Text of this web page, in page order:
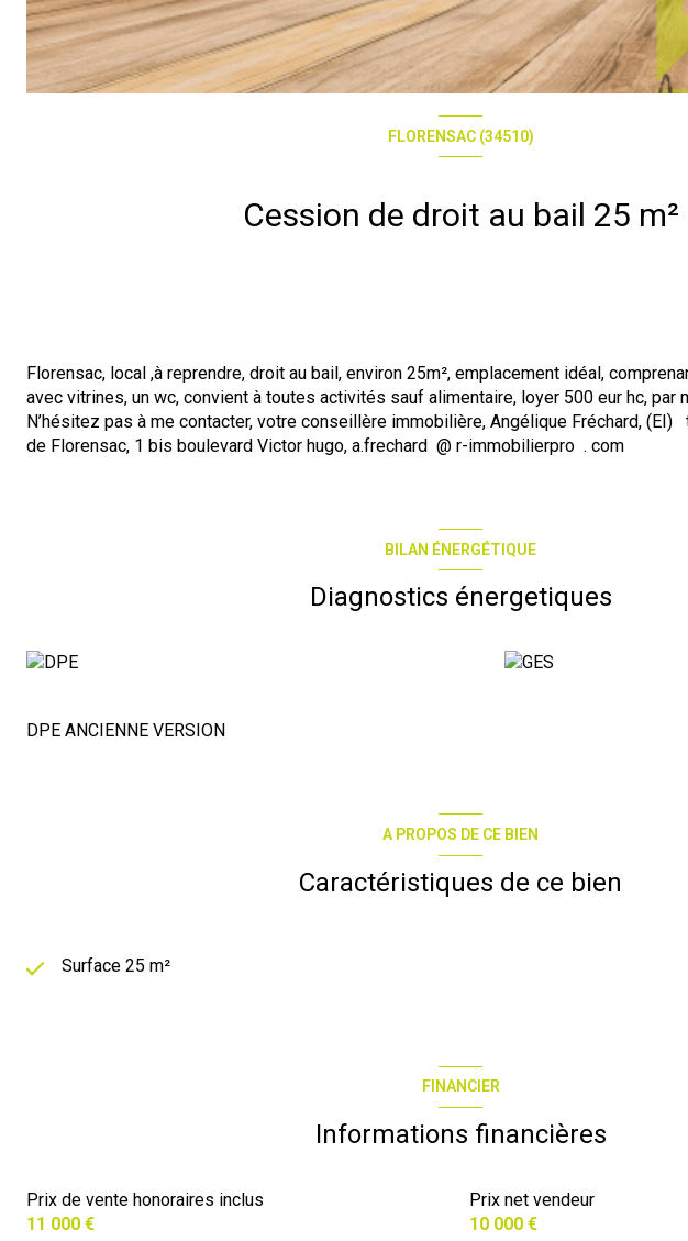
FLORENSAC (34510)
Cession de droit au bail 25 m²
Florensac, local ,à reprendre, droit au bail, environ 25m², emplacement idéal,
avec vitrines, un wc, convient à toutes activités sauf alimentaire, loyer 500 eur hc, par
N’hésitez pas à me contacter, votre conseillère immobilière, Angélique Fréchard,
de Florensac, 1 bis boulevard Victor hugo, a.frechard @ r-immobilierpro . com
BILAN ÉNERGÉTIQUE
Diagnostics énergetiques
DPE ANCIENNE VERSION
A PROPOS DE CE BIEN
Caractéristiques de ce bien
Surface 25 m²
FINANCIER
Informations financières
Prix de vente honoraires inclus
11 000 €
Prix net vendeur
10 000 €